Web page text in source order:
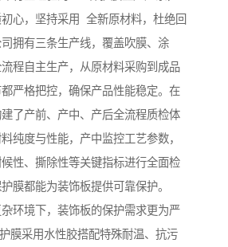
心，坚持采用 全新原材料，杜绝回
拥有三条生产线，覆盖吹膜、涂
程自主生产，从原材料采购到成品
严格把控，确保产品性能稳定。在
了产前、产中、产后全流程质检体
纯度与性能，产中监控工艺参数，
性、撕除性等关键指标进行全面检
膜都能为装饰板提供可靠保护。
环境下，装饰板的保护需求更为严
膜采用水性胶搭配特殊耐温、抗污